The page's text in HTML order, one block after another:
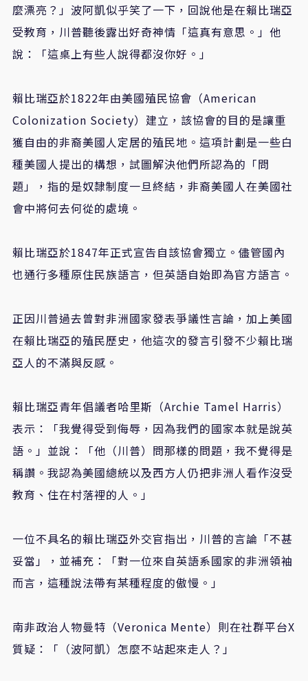
麼漂亮？」波阿凱似乎笑了一下，回說他是在賴比瑞亞
受教育，川普聽後露出好奇神情「這真有意思。」他
說：「這桌上有些人說得都沒你好。」
賴比瑞亞於1822年由美國殖民協會（American
Colonization Society）建立，該協會的目的是讓重
獲自由的非裔美國人定居的殖民地。這項計劃是一些白
種美國人提出的構想，試圖解決他們所認為的「問
題」，指的是奴隸制度一旦終結，非裔美國人在美國社
會中將何去何從的處境。
賴比瑞亞於1847年正式宣告自該協會獨立。儘管國內
也通行多種原住民族語言，但英語自始即為官方語言。
正因川普過去曾對非洲國家發表爭議性言論，加上美國
在賴比瑞亞的殖民歷史，他這次的發言引發不少賴比瑞
亞人的不滿與反感。
賴比瑞亞青年倡議者哈里斯（Archie Tamel Harris）
表示：「我覺得受到侮辱，因為我們的國家本就是說英
語。」並說：「他（川普）問那樣的問題，我不覺得是
稱讚。我認為美國總統以及西方人仍把非洲人看作沒受
教育、住在村落裡的人。」
一位不具名的賴比瑞亞外交官指出，川普的言論「不甚
妥當」，並補充：「對一位來自英語系國家的非洲領袖
而言，這種說法帶有某種程度的傲慢。」
南非政治人物曼特（Veronica Mente）則在社群平台X
質疑：「（波阿凱）怎麼不站起來走人？」